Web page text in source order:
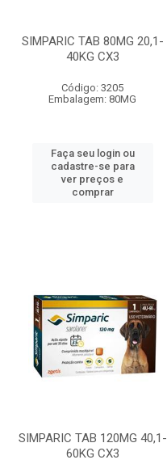
SIMPARIC TAB 80MG 20,1-
40KG CX3
Código: 3205
Embalagem: 80MG
Faça seu login ou
cadastre-se para
ver preços e
comprar
SIMPARIC TAB 120MG 40,1-
60KG CX3